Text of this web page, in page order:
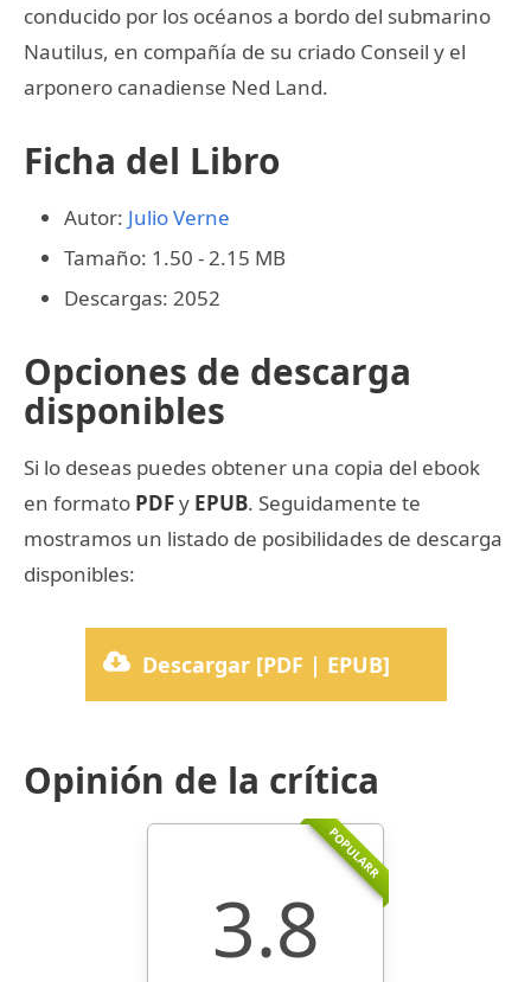
conducido por los océanos a bordo del submarino
Nautilus, en compañía de su criado Conseil y el
arponero canadiense Ned Land.
Ficha del Libro
Autor: Julio Verne
Tamaño: 1.50 - 2.15 MB
Descargas: 2052
Opciones de descarga
disponibles
Si lo deseas puedes obtener una copia del ebook
en formato PDFy EPUB. Seguidamente te
mostramos un listado de posibilidades de descarga
disponibles:
Descargar [PDF | EPUB]
Opinión de la crítica
POPULARR
3.8